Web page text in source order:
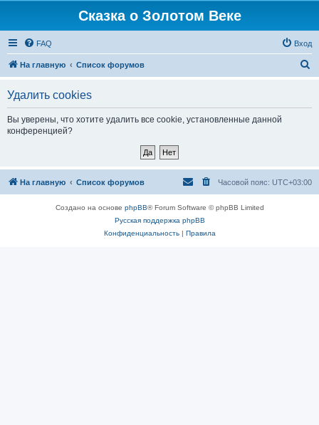
Сказка о Золотом Веке
FAQ Вход
На главную Список форумов
Удалить cookies
Вы уверены, что хотите удалить все cookie, установленные данной
конференцией?
На главную Список форумов Часовой пояс: UTC+03:00
Создано на основе phpBB® Forum Software © phpBB Limited
Русская поддержка phpBB
Конфиденциальность| Правила